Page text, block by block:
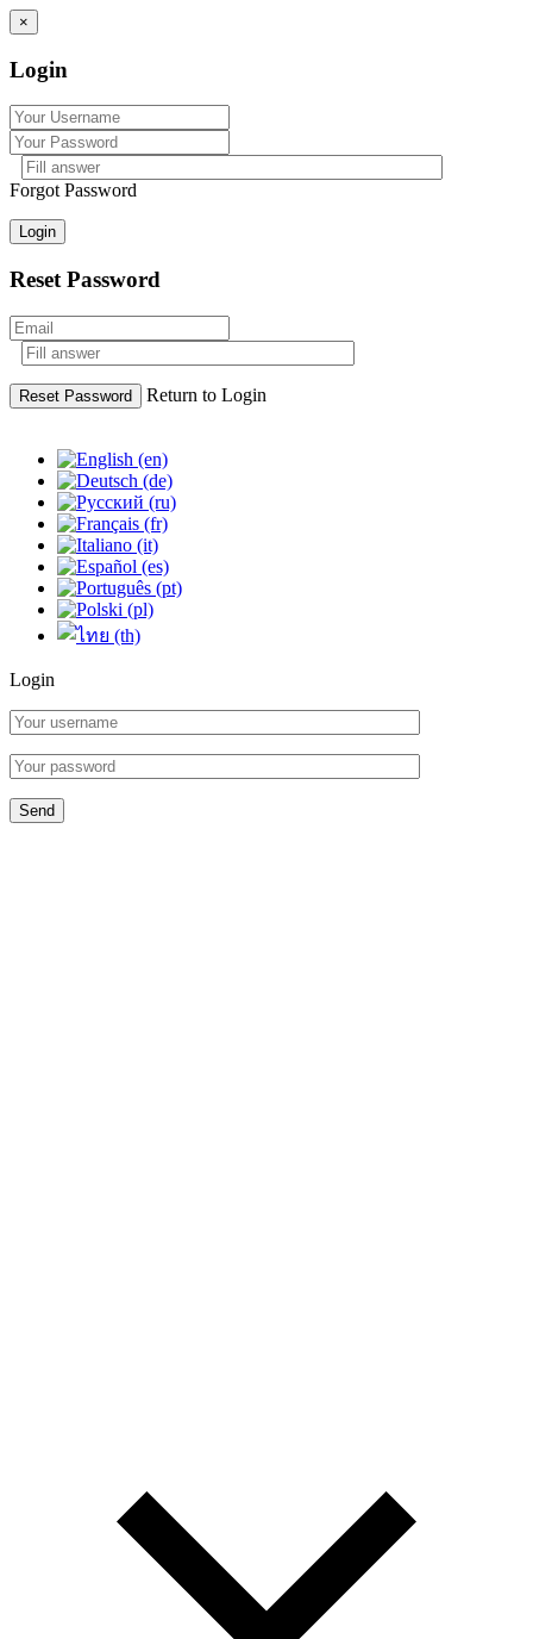
×
Login
Forgot Password
Login
Reset Password
Reset Password
Return to Login
content
Login